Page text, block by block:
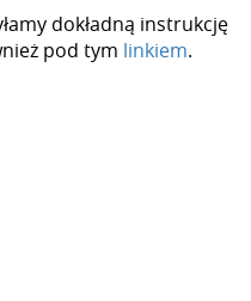
dokładną instrukcję
pod tym linkiem.